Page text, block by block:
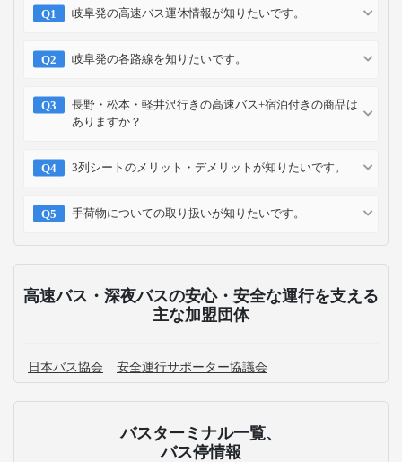
岐阜発の高速バス運休情報が知りたいです。
岐阜発の各路線を知りたいです。
長野・松本・軽井沢行きの高速バス+宿泊付きの商品は
ありますか？
3列シートのメリット・デメリットが知りたいです。
手荷物についての取り扱いが知りたいです。
高速バス・深夜バスの安心・安全な運行を支える
主な加盟団体
日本バス協会 安全運行サポーター協議会
バスターミナル一覧、
バス停情報